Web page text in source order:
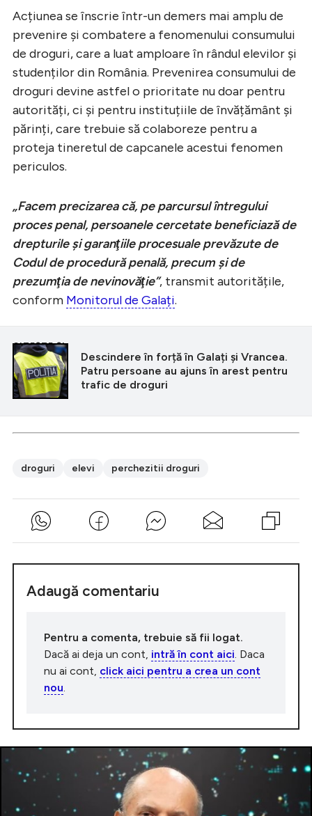
Acțiunea se înscrie într-un demers mai amplu de
prevenire și combatere a fenomenului consumului
de droguri, care a luat amploare în rândul elevilor și
studenților din România. Prevenirea consumului de
droguri devine astfel o prioritate nu doar pentru
autorități, ci și pentru instituțiile de învățământ și
părinți, care trebuie să colaboreze pentru a
proteja tineretul de capcanele acestui fenomen
periculos.
„Facem precizarea că, pe parcursul întregului
proces penal, persoanele cercetate beneficiază de
drepturile şi garanţiile procesuale prevăzute de
Codul de procedură penală, precum şi de
prezumţia de nevinovăţie”, transmit autoritățile,
conform Monitorul de Galați.
CITEȘTE ȘI
Descindere în forță în Galați și Vrancea.
Patru persoane au ajuns în arest pentru
trafic de droguri
droguri elevi perchezitii droguri
Adaugă comentariu
Pentru a comenta, trebuie să fii logat.
Dacă ai deja un cont, intră în cont aici . Daca
nu ai cont, click aici pentru a crea un cont
nou